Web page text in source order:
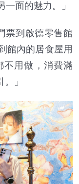
面的魅力。」
票到啟德零售館
館內的居食屋用
不用做，消費滿
」